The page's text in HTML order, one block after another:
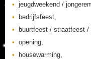
jeugdweekend /
bedrijfsfeest,
buurtfeest / straatfeest
opening,
housewarming,